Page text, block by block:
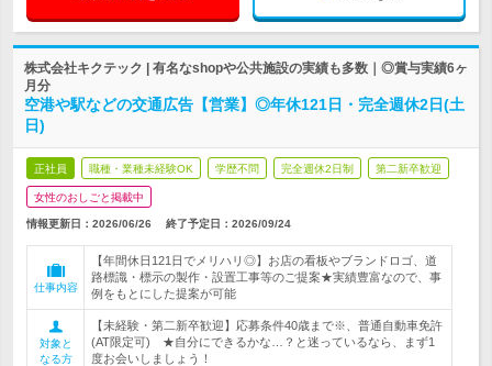
株式会社キクテック | 有名なshopや公共施設の実績も多数｜◎賞与実績6ヶ
月分
空港や駅などの交通広告【営業】◎年休121日・完全週休2日(土
日)
正社員 職種・業種未経験OK 学歴不問 完全週休2日制 第二新卒歓迎
女性のおしごと掲載中
情報更新日：2026/06/26 終了予定日： 2026/09/24
仕事内容
【年間休日121日でメリハリ◎】お店の看板やブランドロゴ、道
路標識・標示の製作・設置工事等のご提案★実績豊富なので、事
例をもとにした提案が可能
対象と
なる方
【未経験・第二新卒歓迎】応募条件40歳まで※、普通自動車免許
(AT限定可) ★自分にできるかな…？と迷っているなら、まず1
度お会いしましょう！